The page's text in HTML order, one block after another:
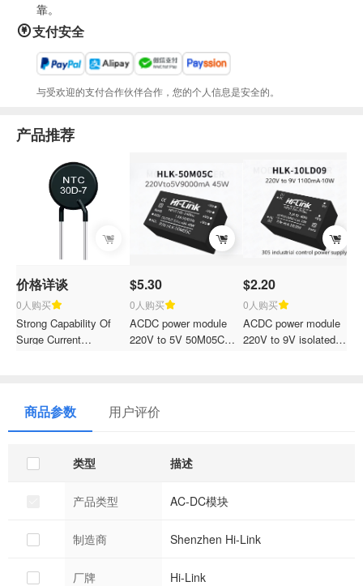
靠。
支付安全
与受欢迎的支付合作伙伴合作，您的个人信息是安全的。
产品推荐
价格详谈
0人购买
Strong Capability Of
Surge Current
Supply
$5.30
0人购买
ACDC power module
220V to 5V 50M05C
$2.20
0人购买
ACDC power module
220V to 9V isolated
商品参数 用户评价
类型 描述
产品类型 AC-DC模块
制造商 Shenzhen Hi-Link
厂牌 Hi-Link